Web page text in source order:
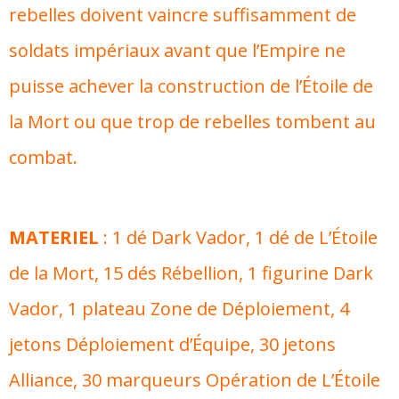
rebelles doivent vaincre suffisamment de
soldats impériaux avant que l’Empire ne
puisse achever la construction de l’Étoile de
la Mort ou que trop de rebelles tombent au
combat.
MATERIEL : 1 dé Dark Vador, 1 dé de L’Étoile
de la Mort, 15 dés Rébellion, 1 figurine Dark
Vador, 1 plateau Zone de Déploiement, 4
jetons Déploiement d’Équipe, 30 jetons
Alliance, 30 marqueurs Opération de L’Étoile